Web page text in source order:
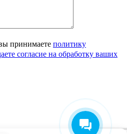
принимаете политику
согласие на обработку ваших